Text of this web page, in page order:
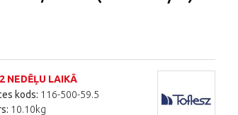
NEDĒĻU LAIKĀ
kods: 116-500-59.5
10.10kg